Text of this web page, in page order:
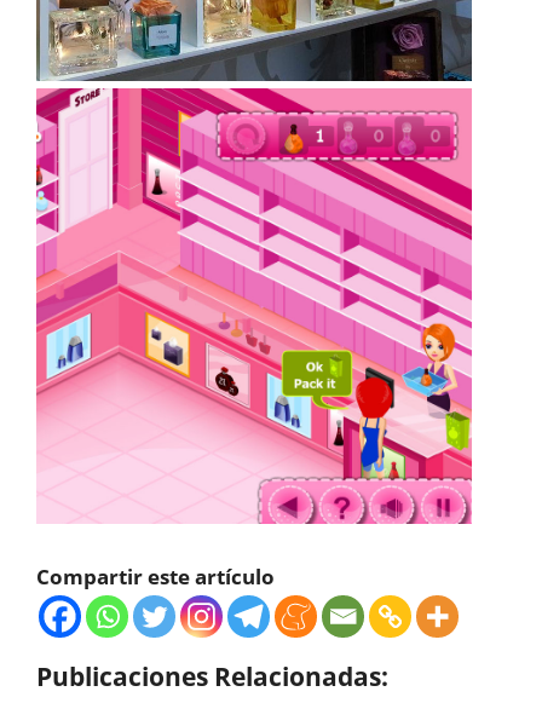
Compartir este artículo
Publicaciones Relacionadas: